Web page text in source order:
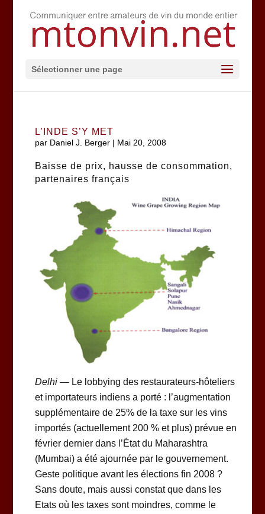
Sélectionner une page
L’INDE S’Y MET
par Daniel J. Berger| Mai 20, 2008
Baisse de prix, hausse de consommation,
partenaires français
Delhi — Le lobbying des restaurateurs-hôteliers
et importateurs indiens a porté : l’augmentation
supplémentaire de 25% de la taxe sur les vins
importés (actuellement 200 % et plus) prévue en
février dernier dans l’État du Maharashtra
(Mumbai) a été ajournée par le gouvernement.
Geste politique avant les élections fin 2008 ?
Sans doute, mais aussi constat que dans les
Etats où les taxes sont moindres, comme le